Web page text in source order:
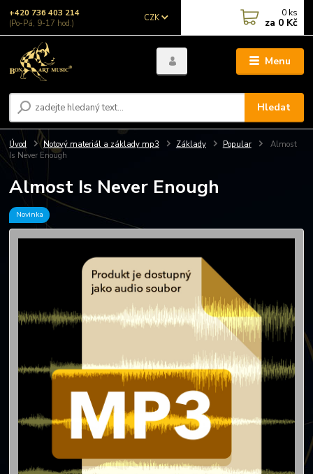
Menu
CZK
Hledat
+420 736 403 214
(Po-Pá, 9-17 hod.)
0 ks
za 0 Kč
Úvod Notový materiál a základy mp3 Základy Popular
Almost
Is Never Enough
Almost Is Never Enough
Novinka